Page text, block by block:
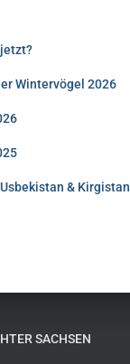
Wintervögel 2026
& Kirgistan
SACHSEN